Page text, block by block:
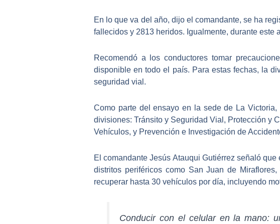
En lo que va del año, dijo el comandante, se ha
fallecidos y 2813 heridos. Igualmente, durante
Recomendó a los conductores tomar
disponible en todo el país. Para estas fechas, la
seguridad vial.
Como parte del ensayo en la sede de La Victoria,
divisiones: Tránsito y Seguridad Vial, Protección y
Vehículos, y Prevención e Investigación de
El comandante Jesús Atauqui Gutiérrez señaló
distritos periféricos comoSan Juan de Miraflores,
recuperar hasta 30 vehículos por día, incluyendo
Conducir con el celular en la mano: